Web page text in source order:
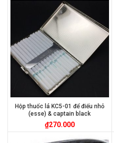
Hộp thuốc lá KC5-01 để điếu nhỏ
(esse) & captain black
₫270.000